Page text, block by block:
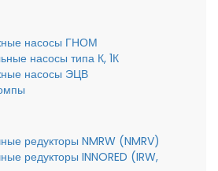
насосы ГНОМ
насосы типа К, 1К
насосы ЭЦВ
редукторы NMRW (NMRV)
редукторы INNORED (IRW,